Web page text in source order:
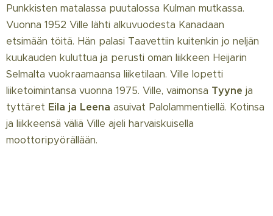
Punkkisten matalassa puutalossa Kulman mutkassa.
Vuonna 1952 Ville lähti alkuvuodesta Kanadaan
etsimään töitä. Hän palasi Taavettiin kuitenkin jo neljän
kuukauden kuluttua ja perusti oman liikkeen Heijarin
Selmalta vuokraamaansa liiketilaan. Ville lopetti
liiketoimintansa vuonna 1975. Ville, vaimonsa Tyyne ja
tyttäret Eila ja Leena asuivat Palolammentiellä. Kotinsa
ja liikkeensä väliä Ville ajeli harvaiskuisella
moottoripyörällään.